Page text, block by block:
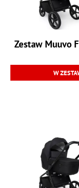
Zestaw Muuvo
W